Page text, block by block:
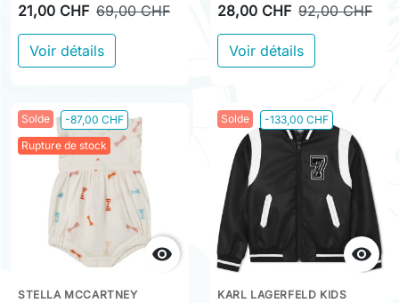
21,00 CHF 69,00 CHF
Voir détails
28,00 CHF 92,00 CHF
Voir détails
Solde
-87,00 CHF
Rupture de stock

STELLA MCCARTNEY
Solde -133,00 CHF

KARL LAGERFELD KIDS